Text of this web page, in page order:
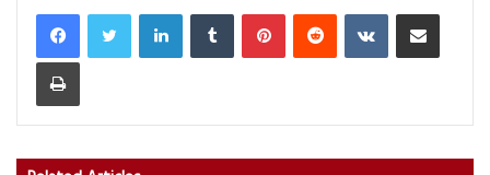
LinkedInTumblr PinterestReddit VKontakteShare via Email
Print